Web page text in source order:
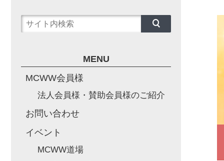
MENU
MCWW会員様
法人会員様・賛助会員様のご紹介
お問い合わせ
イベント
MCWW道場